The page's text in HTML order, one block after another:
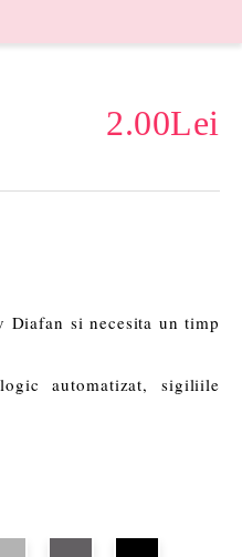
2.00Lei
Diafan si necesita un timp
automatizat, sigiliile